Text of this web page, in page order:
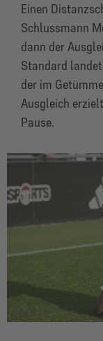
Einen
Schlussmann
dann der
Standard
der im
Ausgleich
Pause.